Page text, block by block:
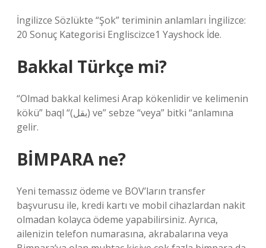
İngilizce Sözlükte “Şok” teriminin anlamları İngilizce:
20 Sonuç Kategorisi Engliscizce1 Yayshock İde.
Bakkal Türkçe mi?
“Olmad bakkal kelimesi Arap kökenlidir ve kelimenin
kökü” baql “(بقل) ve” sebze “veya” bitki “anlamına
gelir.
BİMPARA ne?
Yeni temassız ödeme ve BOV’ların transfer
başvurusu ile, kredi kartı ve mobil cihazlardan nakit
olmadan kolayca ödeme yapabilirsiniz. Ayrıca,
ailenizin telefon numarasına, akrabalarına veya